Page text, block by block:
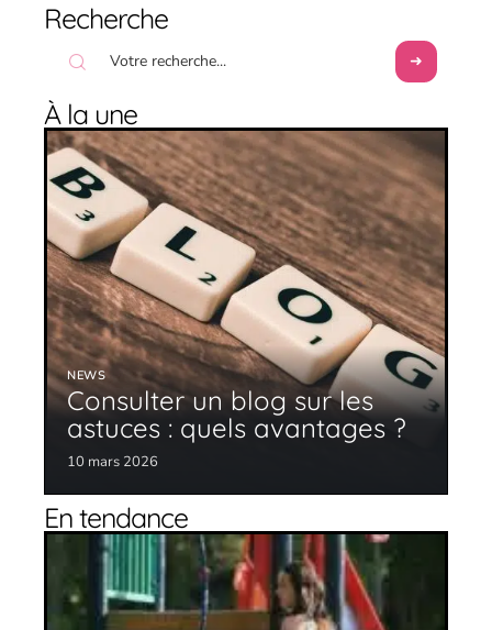
Recherche
À la une
NEWS
Consulter un blog sur les
astuces : quels avantages ?
10 mars 2026
En tendance